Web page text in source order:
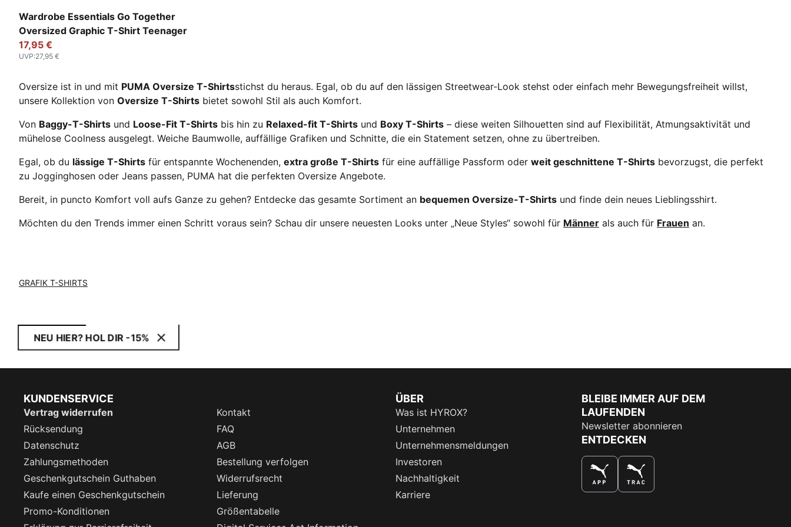
Wardrobe Essentials Go Together
Oversized Graphic T-Shirt Teenager
Alpine Snow-Melange
17,95 €
UVP:27,95 €
Oversize ist in und mit PUMA Oversize T-Shirtsstichst du heraus. Egal, ob du auf den lässigen Streetwear-Look stehst oder einfach mehr Bewegungsfreiheit willst,
unsere Kollektion von Oversize T-Shirts bietet sowohl Stil als auch Komfort.
Von Baggy-T-Shirts und Loose-Fit T-Shirts bis hin zu Relaxed-fit T-Shirts und Boxy T-Shirts – diese weiten Silhouetten sind auf Flexibilität, Atmungsaktivität und
mühelose Coolness ausgelegt. Weiche Baumwolle, auffällige Grafiken und Schnitte, die ein Statement setzen, ohne zu übertreiben.
Egal, ob du lässige T-Shirts für entspannte Wochenenden, extra große T-Shirts für eine auffällige Passform oder weit geschnittene T-Shirts bevorzugst, die perfekt
zu Jogginghosen oder Jeans passen, PUMA hat die perfekten Oversize Angebote.
Bereit, in puncto Komfort voll aufs Ganze zu gehen? Entdecke das gesamte Sortiment an bequemen Oversize-T-Shirts und finde dein neues Lieblingsshirt.
Möchten du den Trends immer einen Schritt voraus sein? Schau dir unsere neuesten Looks unter „Neue Styles“ sowohl für Männer als auch für Frauen an.
GRAFIK T-SHIRTS
NEU HIER? HOL DIR -15%
KUNDENSERVICE
Vertrag widerrufen
Kontakt
Rücksendung
FAQ
Datenschutz
AGB
Zahlungsmethoden
Bestellung verfolgen
Geschenkgutschein Guthaben
Widerrufsrecht
Kaufe einen Geschenkgutschein
Lieferung
Promo-Konditionen
Größentabelle
ÜBER
Was ist HYROX?
Unternehmen
Unternehmensmeldungen
Investoren
Nachhaltigkeit
Karriere
BLEIBE IMMER AUF DEM
LAUFENDEN
Newsletter abonnieren
ENTDECKEN